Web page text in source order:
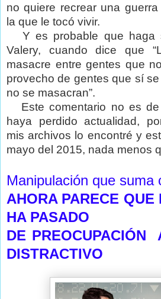
no quiere recrear una
la que le tocó vivir.
Y es probable que haga
Valery, cuando dice que
masacre entre gentes que
provecho de gentes que sí
no se masacran”.
Este comentario no es
haya perdido actualidad,
mis archivos lo encontré y
mayo del 2015, nada menos
Manipulación que suma
AHORA PARECE
HA PASADO
DE PREOCUPACIÓN
DISTRACTIVO